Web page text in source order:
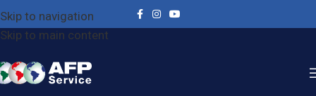
Skip to navigation
Skip to main content